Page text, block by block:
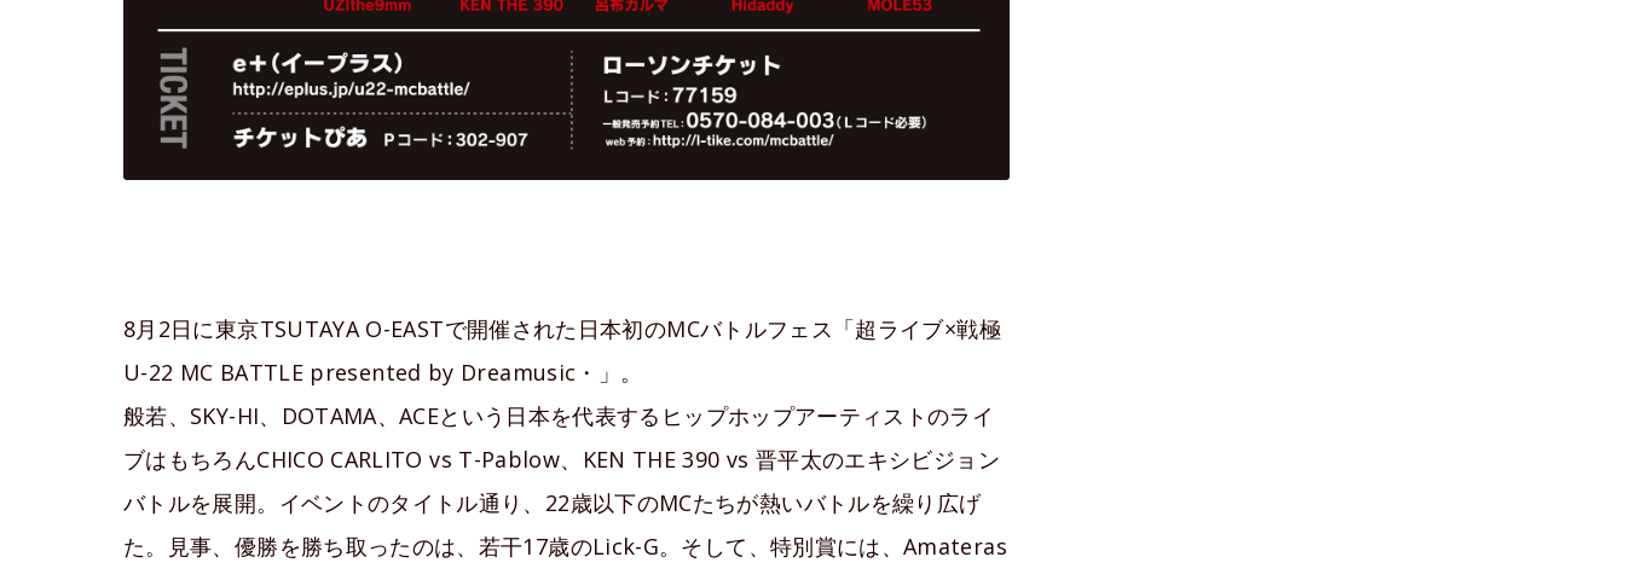
8月2日に東京TSUTAYA O-EASTで開催された日本初のMCバトルフェス「超ライブ×戦極
U-22 MC BATTLE presented by Dreamusic・」。
般若、SKY-HI、DOTAMA、ACEという日本を代表するヒップホップアーティストのライ
ブはもちろんCHICO CARLITO vs T-Pablow、KEN THE 390 vs 晋平太のエキシビジョン
バトルを展開。イベントのタイトル通り、22歳以下のMCたちが熱いバトルを繰り広げ
た。見事、優勝を勝ち取ったのは、若干17歳のLick-G。そして、特別賞には、Amateras